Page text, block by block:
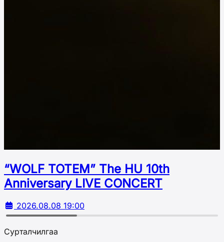
“WOLF TOTEM” The HU 10th
Аnniversary LIVE CONCERT
2026.08.08 19:00
Сурталчилгаа